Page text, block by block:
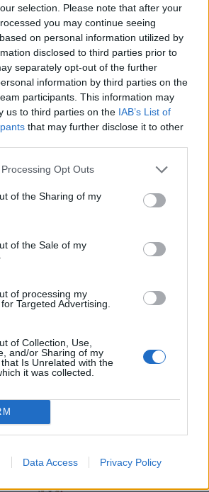
selection. Please note that after your
you may continue seeing
on personal information utilized by
disclosed to third parties prior to
separately opt-out of the further
information by third parties on the
participants. This information may
us to third parties on the IAB’s List of
that may further disclose it to other
Opt Outs
of the Sharing of my
of the Sale of my
of processing my
Targeted Advertising.
of Collection, Use,
and/or Sharing of my
Is Unrelated with the
it was collected.
Data Access Privacy Policy
Hogyan lehet minősített
kutyabarát helyed?
Megismerem
egy kutyabarát helyet!